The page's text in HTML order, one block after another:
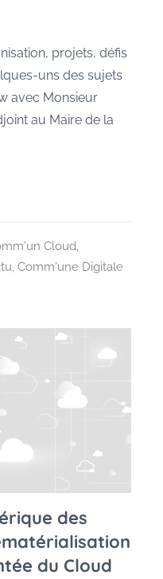
projets, défis
uns des sujets
avec Monsieur
au Maire de la
Cloud,
, Comm'une Digitale
des
du Cloud